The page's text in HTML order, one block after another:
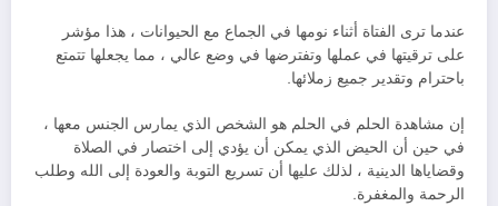
عندما ترى الفتاة أثناء نومها في الجماع مع الحيوانات ، هذا مؤشر
على ترقيتها في عملها وتفترضها في وضع عالي ، مما يجعلها تتمتع
باحترام وتقدير جميع زملائها.
إن مشاهدة الحلم في الحلم هو الشخص الذي يمارس الجنس معها ،
في حين أن الحيض الذي يمكن أن يؤدي إلى اختصار في الصلاة
وقضاياها الدينية ، لذلك عليها أن تسريع التوبة والعودة إلى الله وطلب
الرحمة والمغفرة.